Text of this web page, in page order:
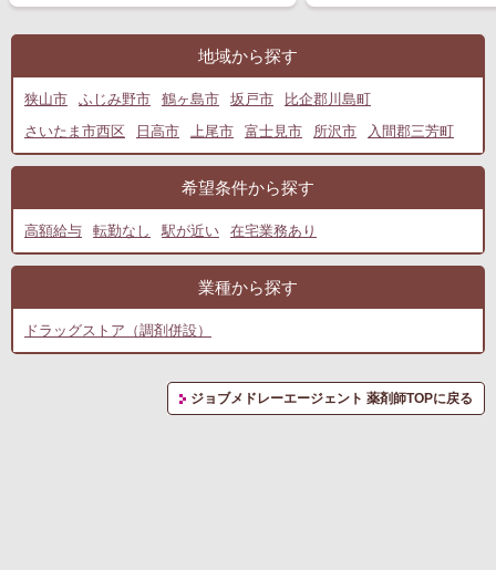
地域から探す
狭山市 ふじみ野市 鶴ヶ島市 坂戸市
比企郡川島町
さいたま市西区
日高市 上尾市 富士見市 所沢市 入間郡三芳町
希望条件から探す
高額給与 転勤なし 駅が近い 在宅業務あり
業種から探す
ドラッグストア（調剤併設）
ジョブメドレーエージェント 薬剤師TOPに戻る